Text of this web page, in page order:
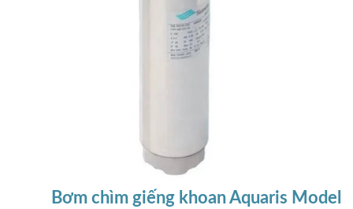
Bơm chìm giếng khoan Aquaris Model